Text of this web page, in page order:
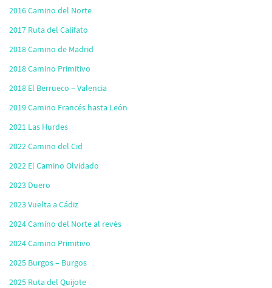
2016 Camino del Norte
2017 Ruta del Califato
2018 Camino de Madrid
2018 Camino Primitivo
2018 El Berrueco – Valencia
2019 Camino Francés hasta León
2021 Las Hurdes
2022 Camino del Cid
2022 El Camino Olvidado
2023 Duero
2023 Vuelta a Cádiz
2024 Camino del Norte al revés
2024 Camino Primitivo
2025 Burgos – Burgos
2025 Ruta del Quijote